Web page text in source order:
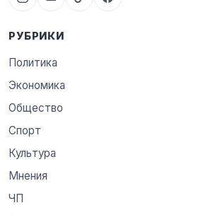
РУБРИКИ
Политика
Экономика
Общество
Спорт
Культура
Мнения
ЧП